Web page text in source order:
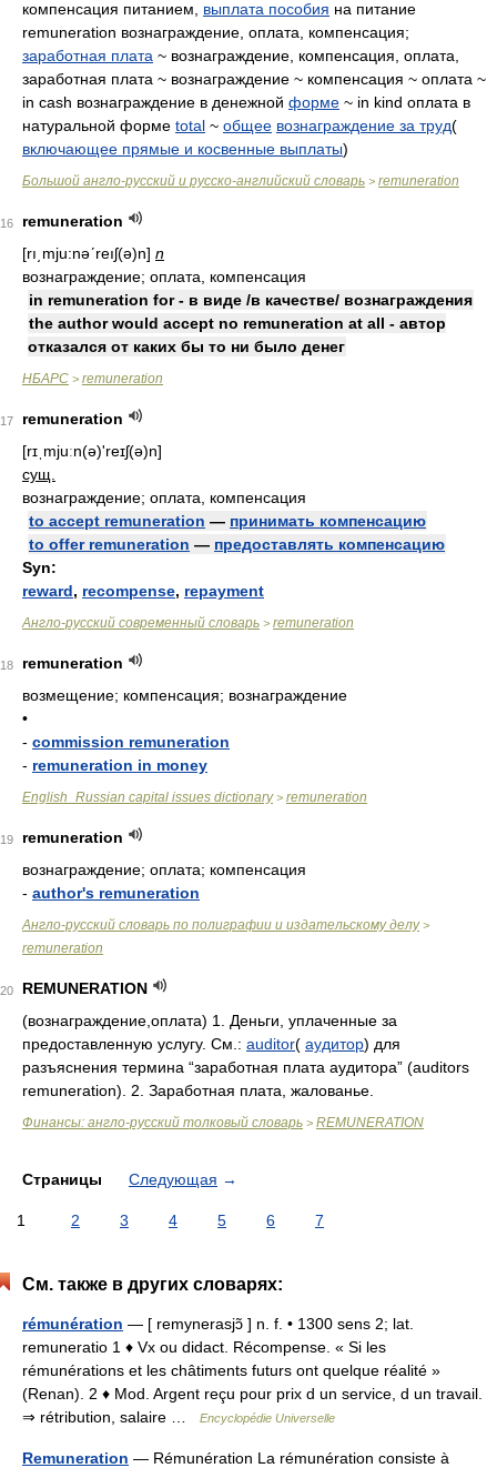
компенсация питанием, выплата пособия на питание
remuneration вознаграждение, оплата, компенсация;
заработная плата ~ вознаграждение, компенсация, оплата,
заработная плата ~ вознаграждение ~ компенсация ~ оплата ~
in cash вознаграждение в денежной форме ~ in kind оплата в
натуральной форме total ~ общее вознаграждение за труд(
включающее прямые и косвенные выплаты)
Большой англо-русский и русско-английский словарь > remuneration
16
remuneration
[rı͵mju:nəʹreıʃ(ə)n] n
вознаграждение; оплата, компенсация
in remuneration for - в виде /в качестве/ вознаграждения
the author would accept no remuneration at all - автор
отказался от каких бы то ни было денег
НБАРС > remuneration
17
remuneration
[rɪˌmjuːn(ə)'reɪʃ(ə)n]
сущ.
вознаграждение; оплата, компенсация
to accept remuneration — принимать компенсацию
to offer remuneration — предоставлять компенсацию
Syn:
reward, recompense, repayment
Англо-русский современный словарь > remuneration
18
remuneration
возмещение; компенсация; вознаграждение
•
- commission remuneration
- remuneration in money
English_Russian capital issues dictionary> remuneration
19
remuneration
вознаграждение; оплата; компенсация
- author's remuneration
Англо-русский словарь по полиграфии и издательскому делу>
remuneration
20
REMUNERATION
(вознаграждение,оплата) 1. Деньги, уплаченные за
предоставленную услугу. См.: auditor( аудитор) для
разъяснения термина “заработная плата аудитора” (auditors
remuneration). 2. Заработная плата, жалованье.
Финансы: англо-русский толковый словарь > REMUNERATION
Страницы Следующая →
1 2 3 4 5 6 7
См. также в других словарях:
rémunération — [ remynerasjɔ̃ ] n. f. • 1300 sens 2; lat.
remuneratio 1 ♦ Vx ou didact. Récompense. « Si les
rémunérations et les châtiments futurs ont quelque réalité »
(Renan). 2 ♦ Mod. Argent reçu pour prix d un service, d un travail.
⇒ rétribution, salaire …
Encyclopédie Universelle
Remuneration — Rémunération La rémunération consiste à